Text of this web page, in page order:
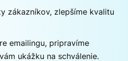
zákazníkov, zlepšíme kvalitu
emailingu, pripravíme
ukážku na schválenie.